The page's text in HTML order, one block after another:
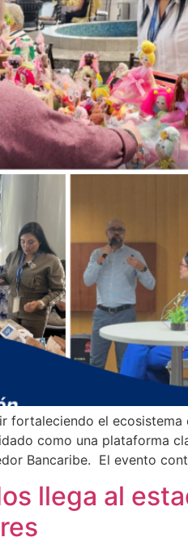
fortaleciendo el
como una plataforma
Bancaribe. El evento
llega al